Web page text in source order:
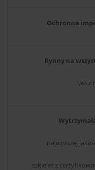
Ochronna
Rynny na
najwyższej
szkielet z